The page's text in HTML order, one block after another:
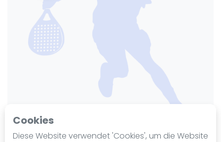
Cookies
Diese Website verwendet 'Cookies', um die Website
International
Playtomic
Ranking
Blog